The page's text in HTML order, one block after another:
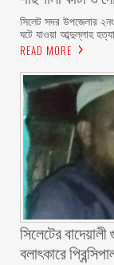
সিলেট সদর উপজেলার
ঘটে যাওয়া আব্দুল্লাহ
READ MORE
সিলেটের
বলাৎকারে